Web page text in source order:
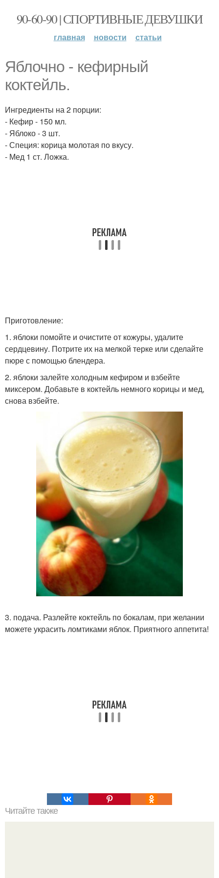
90-60-90 | СПОРТИВНЫЕ ДЕВУШКИ
главная новости статьи
Яблочно - кефирный
коктейль.
Ингредиенты на 2 порции:
- Кефир - 150 мл.
- Яблоко - 3 шт.
- Специя: корица молотая по вкусу.
- Мед 1 ст. Ложка.
Приготовление:
1. яблоки помойте и очистите от кожуры, удалите
сердцевину. Потрите их на мелкой терке или сделайте
пюре с помощью блендера.
2. яблоки залейте холодным кефиром и взбейте
миксером. Добавьте в коктейль немного корицы и мед,
снова взбейте.
3. подача. Разлейте коктейль по бокалам, при желании
можете украсить ломтиками яблок. Приятного аппетита!
Читайте также